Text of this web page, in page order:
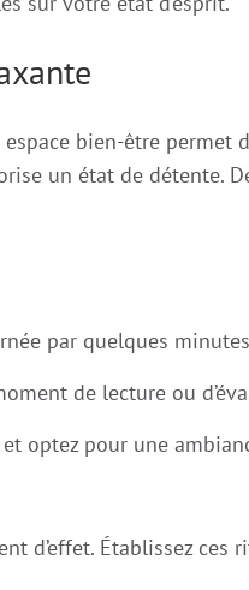
bien-être permet
un état de détente.
par quelques
de lecture ou
optez pour une
d’effet. Établissez ces